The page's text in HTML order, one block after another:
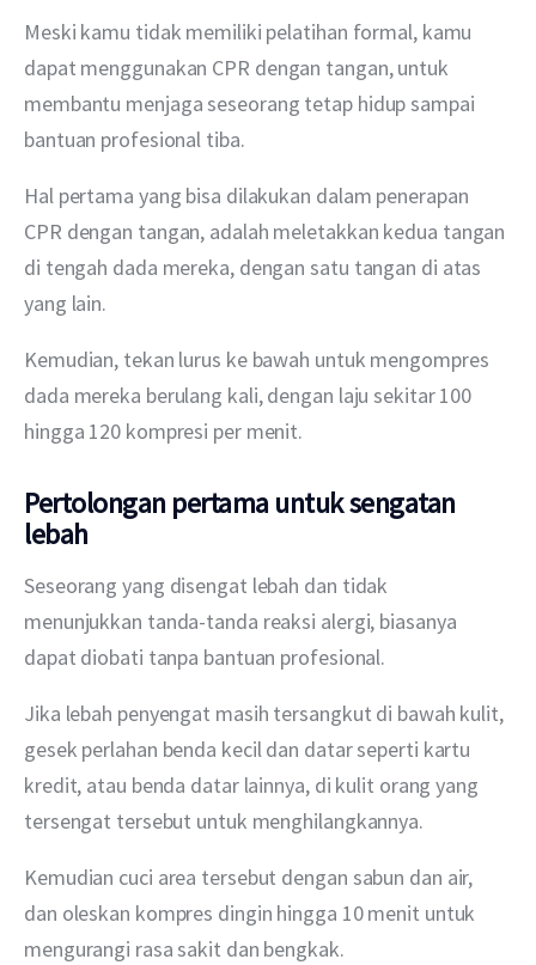
Meski kamu tidak memiliki pelatihan formal, kamu
dapat menggunakan CPR dengan tangan, untuk
membantu menjaga seseorang tetap hidup sampai
bantuan profesional tiba.
Hal pertama yang bisa dilakukan dalam penerapan
CPR dengan tangan, adalah meletakkan kedua tangan
di tengah dada mereka, dengan satu tangan di atas
yang lain.
Kemudian, tekan lurus ke bawah untuk mengompres
dada mereka berulang kali, dengan laju sekitar 100
hingga 120 kompresi per menit.
Pertolongan pertama untuk sengatan
lebah
Seseorang yang disengat lebah dan tidak
menunjukkan tanda-tanda reaksi alergi, biasanya
dapat diobati tanpa bantuan profesional.
Jika lebah penyengat masih tersangkut di bawah kulit,
gesek perlahan benda kecil dan datar seperti kartu
kredit, atau benda datar lainnya, di kulit orang yang
tersengat tersebut untuk menghilangkannya.
Kemudian cuci area tersebut dengan sabun dan air,
dan oleskan kompres dingin hingga 10 menit untuk
mengurangi rasa sakit dan bengkak.